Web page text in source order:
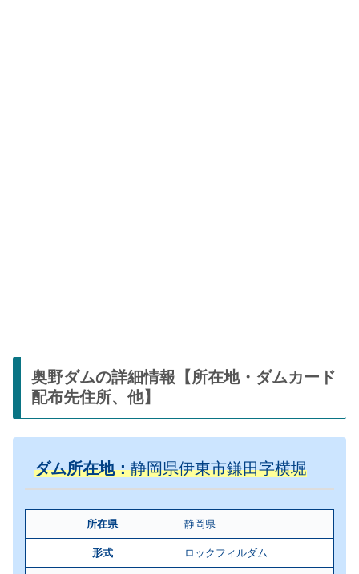
奥野ダムの詳細情報【所在地・ダムカード
配布先住所、他】
ダム所在地：静岡県伊東市鎌田字横堀
所在県 静岡県
形式 ロックフィルダム